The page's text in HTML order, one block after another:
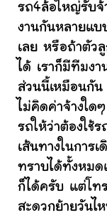
รถ4ล้อใหญ่รับจ้
งานกันหลายแบ
เลย หรือถ้าตัว
ได้ เราก็มีทีมงา
ส่วนนี้เหมือนกัน
ไม่คิดค่าจ้างใด
รถให้ว่าต้องใช้
เส้นทางในการ
ทราบได้ทั้งหมด
ก็ได้ครับ แต่โทร
สะดวกย้ายวันไ